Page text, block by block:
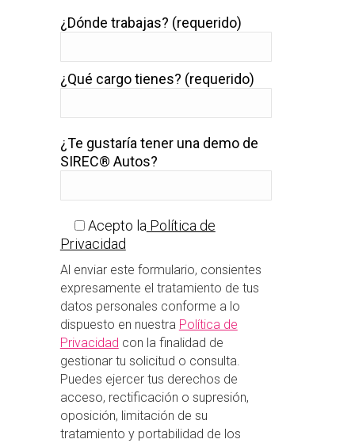
¿Dónde trabajas? (requerido)
¿Qué cargo tienes? (requerido)
¿Te gustaría tener una demo de
SIREC® Autos?
Acepto la Política de
Privacidad
Al enviar este formulario, consientes
expresamente el tratamiento de tus
datos personales conforme a lo
dispuesto en nuestra Política de
Privacidad con la finalidad de
gestionar tu solicitud o consulta.
Puedes ejercer tus derechos de
acceso, rectificación o supresión,
oposición, limitación de su
tratamiento y portabilidad de los